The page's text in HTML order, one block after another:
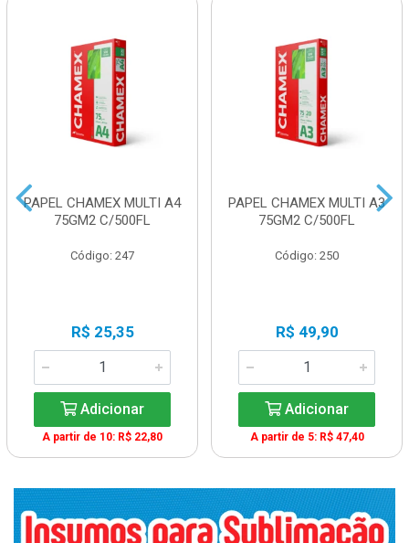
PAPEL CHAMEX MULTI A4
75GM2 C/500FL
Código: 247
R$ 25,35
Adicionar
A partir de 10: R$ 22,80
PAPEL CHAMEX MULTI A3
75GM2 C/500FL
Código: 250
R$ 49,90
Adicionar
A partir de 5: R$ 47,40